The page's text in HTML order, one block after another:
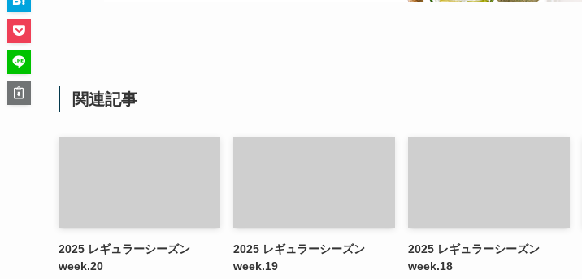
関連記事
2025 レギュラーシーズン
week.20
2025 レギュラーシーズン
week.19
2025 レギュラーシーズン
week.18